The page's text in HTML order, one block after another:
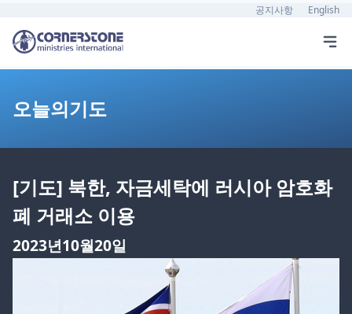
공지사항 English
오늘의기도
[기도] 북한, 자금세탁에 러시아 암호화
폐 거래소 이용
2023년10월20일